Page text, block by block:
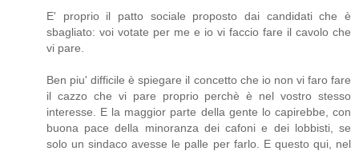
E' proprio il patto sociale proposto dai candidati che è
sbagliato: voi votate per me e io vi faccio fare il cavolo che
vi pare.
Ben piu' difficile è spiegare il concetto che io non vi faro fare
il cazzo che vi pare proprio perchè è nel vostro stesso
interesse. E la maggior parte della gente lo capirebbe, con
buona pace della minoranza dei cafoni e dei lobbisti, se
solo un sindaco avesse le palle per farlo. E questo qui, nel